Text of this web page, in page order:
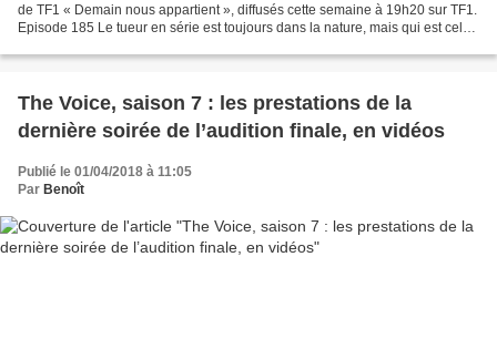
de TF1 « Demain nous appartient », diffusés cette semaine à 19h20 sur TF1.
Episode 185 Le tueur en série est toujours dans la nature, mais qui est celui
The Voice, saison 7 : les prestations de la
dernière soirée de l’audition finale, en vidéos
Publié le 01/04/2018 à 11:05
Par Benoît